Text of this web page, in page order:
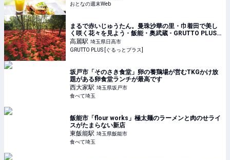
おとなの週末Web
まるで赤いじゅうたん。曼珠沙華の里・巾着田で美し
く咲く花々を見よう - 飯能・奥武蔵 - GRUTTO PLUS
[ぐるっとプラス]
高麗駅 埼玉県日高市
GRUTTO PLUS [ぐるっとプラス]
坂戸市「そのさき食堂」卵の養鶏場が営むTKGかけ放
題がある卵食堂ランチが最高です
西大家駅 埼玉県坂戸市
食べて埼玉
飯能市「flour works」極太麺のラーメンと肉のせライ
スがたまらない新店
東飯能駅 埼玉県飯能市
食べて埼玉